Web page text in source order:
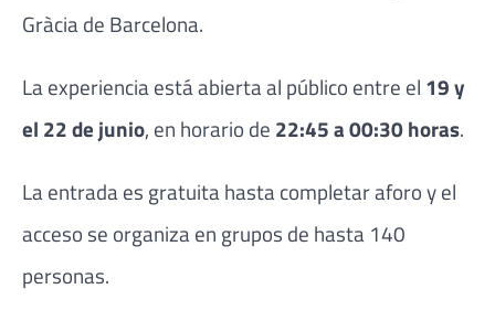
Gràcia de Barcelona.
La experiencia está abierta al público entre el 19 y
el 22 de junio, en horario de 22:45 a 00:30 horas.
La entrada es gratuita hasta completar aforo y el
acceso se organiza en grupos de hasta 140
personas.